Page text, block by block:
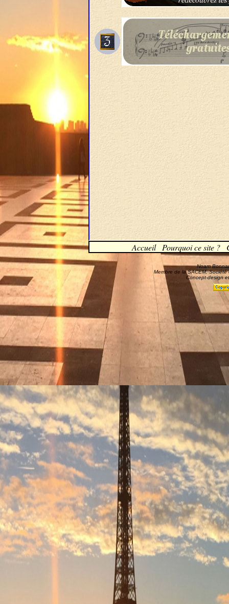
Accueil Pourquoi ce site ?
Noam
Membre de la SACEM,
Concept-design